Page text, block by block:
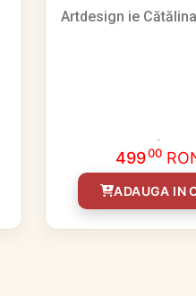
Artdesign ie Cătălina
49900
ADAUGA IN